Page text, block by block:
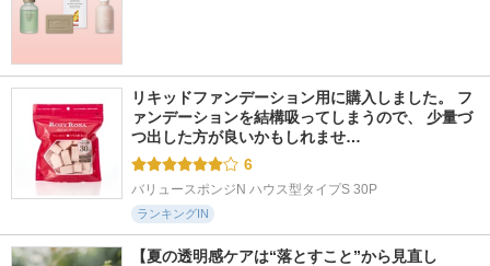
リキッドファンデーション用に購入しました。 フ
ァンデーションを結構吸ってしまうので、 少量づ
つ出した方が良いかもしれませ…
6
バリュースポンジN ハウス型タイプS 30P
ランキングIN
【夏の透明感ケアは“落とすこと”から見直し